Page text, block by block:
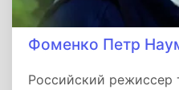
Фоменко Петр
Российский режиссер